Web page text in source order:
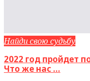
Найди свою судьбу
2022 год пройдет
Что же нас ...